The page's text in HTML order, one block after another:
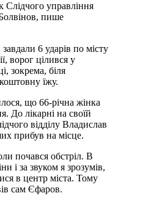
управління
пише
6 ударів по місту
ворог цілився у
зокрема, біля
їжу.
що 66-річна жінка
До лікарні на своїй
відділу Владислав
прибув на місце.
почався обстріл. В
і за звуком я зрозумів,
в центр міста. Тому
сам Єфаров.